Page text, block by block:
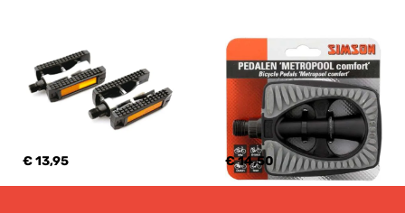
€ 13,95 € 14,50